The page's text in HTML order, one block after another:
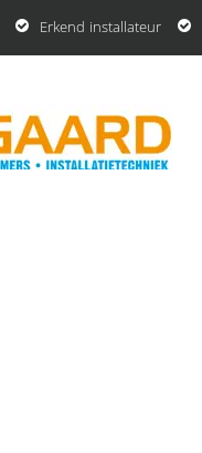
Erkend installateur